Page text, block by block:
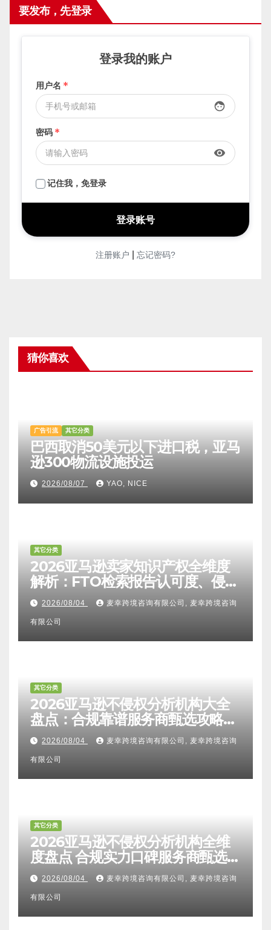
要发布，先登录
登录我的账户
用户名 *
face
密码 *
visibility
记住我，免登录
注册账户 忘记密码?
猜你喜欢
广告引流 其它分类
巴西取消50美元以下进口税，亚马
逊300物流设施投运
2026/08/07 YAO, NICE
其它分类
2026亚马逊卖家知识产权全维度
解析：FTO检索报告认可度、侵权
比对区别、TRO应诉方法及服务商
甄选避坑全攻略
2026/08/04 麦幸跨境咨询有限公司, 麦幸跨境咨询
有限公司
其它分类
2026亚马逊不侵权分析机构大全
盘点：合规靠谱服务商甄选攻略、
避坑FAQ及标杆机构实力详解
2026/08/04 麦幸跨境咨询有限公司, 麦幸跨境咨询
有限公司
其它分类
2026亚马逊不侵权分析机构全维
度盘点 合规实力口碑服务商甄选
附跨境卖家避坑FAQ全指南
2026/08/04 麦幸跨境咨询有限公司, 麦幸跨境咨询
有限公司